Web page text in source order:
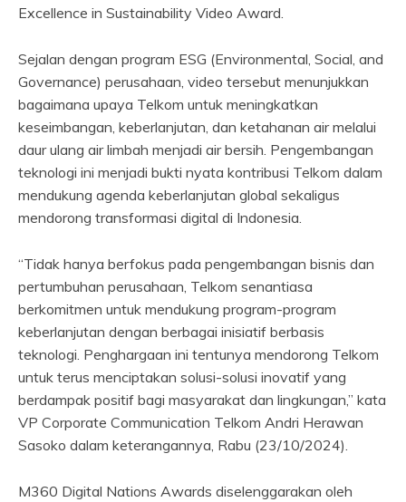
Excellence in Sustainability Video Award.
Sejalan dengan program ESG (Environmental, Social, and
Governance) perusahaan, video tersebut menunjukkan
bagaimana upaya Telkom untuk meningkatkan
keseimbangan, keberlanjutan, dan ketahanan air melalui
daur ulang air limbah menjadi air bersih. Pengembangan
teknologi ini menjadi bukti nyata kontribusi Telkom dalam
mendukung agenda keberlanjutan global sekaligus
mendorong transformasi digital di Indonesia.
“Tidak hanya berfokus pada pengembangan bisnis dan
pertumbuhan perusahaan, Telkom senantiasa
berkomitmen untuk mendukung program-program
keberlanjutan dengan berbagai inisiatif berbasis
teknologi. Penghargaan ini tentunya mendorong Telkom
untuk terus menciptakan solusi-solusi inovatif yang
berdampak positif bagi masyarakat dan lingkungan,” kata
VP Corporate Communication Telkom Andri Herawan
Sasoko dalam keterangannya, Rabu (23/10/2024).
M360 Digital Nations Awards diselenggarakan oleh